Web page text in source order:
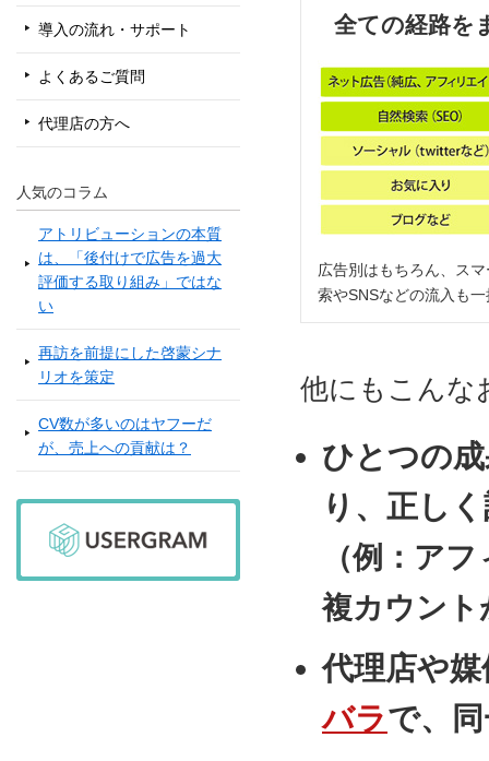
導入の流れ・サポート
よくあるご質問
代理店の方へ
人気のコラム
アトリビューションの本質
は、「後付けで広告を過大
評価する取り組み」ではな
い
再訪を前提にした啓蒙シナ
リオを策定
CV数が多いのはヤフーだ
が、売上への貢献は？
全ての経路を
広告別はもちろん、ス
索やSNSなどの流入も
他にもこんな
ひとつの
り、正し
（例：ア
複カウント
代理店や
バラで、